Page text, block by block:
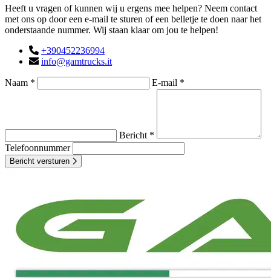
Heeft u vragen of kunnen wij u ergens mee helpen? Neem contact
met ons op door een e-mail te sturen of een belletje te doen naar het
onderstaande nummer. Wij staan klaar om jou te helpen!
+390452236994
info@gamtrucks.it
Naam * E-mail *
Bericht *
Telefoonnummer
Bericht versturen